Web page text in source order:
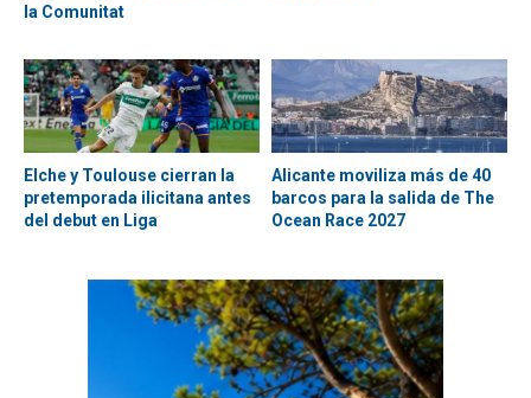
la Comunitat
Elche y Toulouse cierran la
pretemporada ilicitana antes
del debut en Liga
Alicante moviliza más de 40
barcos para la salida de The
Ocean Race 2027